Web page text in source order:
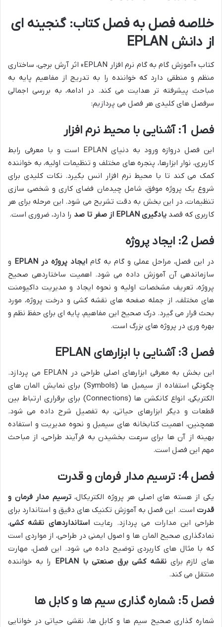
خلاصه فصل به فصل کتاب: گنجینه ای
از دانش EPLAN
کتاب «آموزش گام به گام نرم افزار EPLAN» اثر آرش برجی، ساختاری
منظم و منطقی دارد که خواننده را به تدریج از مفاهیم پایه به
مباحث پیشرفته تر هدایت می کند. در ادامه، به بررسی اجمالی
سرفصل های کلیدی هر فصل می پردازیم:
فصل 1: آشنایی با محیط نرم افزار
این فصل دروازه ورود به دنیای EPLAN است و با معرفی رابط
کاربری، نوار ابزارها، پنجره های مختلف و تنظیمات اولیه، به خواننده
کمک می کند تا با محیط نرم افزار انس بگیرد. نکات کلیدی برای
شروع یک پروژه موفق، شامل چیدمان فضای کاری و شخصی سازی
تنظیمات، در این بخش به دقت تشریح می شود. این مرحله برای هر
کاربری که قصد یادگیری EPLAN از صفر تا صد را دارد، ضروری است.
فصل 2: ایجاد پروژه
در این فصل، مراحل عملی و گام به گام ایجاد پروژه در EPLAN
و
سازماندهی آن آموزش داده می شود. اهمیت ساختاردهی صحیح
پروژه، تعریف مشخصات اولیه و نحوه ایجاد و مدیریت داکیومنت
های مختلف، از جمله صفحه های نقشه کشی و درخت پروژه، مورد
بحث قرار می گیرد. درک صحیح این مفاهیم، پایه ای برای حفظ نظم و
بهره وری در پروژه های بزرگ است.
فصل 3: آشنایی با ابزارهای EPLAN
این بخش به معرفی ابزارهای اصلی طراحی در EPLAN می پردازد.
چگونگی استفاده از سیمبل ها (Symbols) برای نمایش المان های
الکتریکی، انواع کانکشن ها (Connections) برای برقراری ارتباط بین
قطعات و دیگر ابزارهای حیاتی، به تفصیل شرح داده می شود.
همچنین، اهمیت کتابخانه های سیمبل و نحوه مدیریت و استفاده
بهینه از آن ها برای سرعت بخشیدن به فرآیند طراحی، از مباحث
مهم این فصل است.
فصل 4: ترسیم مدار فرمان و قدرت
یکی از هسته های اصلی هر پروژه الکتریکال،ترسیم مدار فرمان و
قدرت است. این فصل به آموزش تکنیک های دقیق و استاندارد برای
طراحی این مدارات می پردازد. رعایتاستانداردهای نقشه کشی،
نمادگذاری صحیح المان ها و اصول ایمنی در طراحی، از مواردی است
که با مثال های کاربردی توضیح داده می شود. این فصل، مهارت
های لازم برای نقشه کشی برق صنعتی با EPLAN
را به خواننده
منتقل می کند.
فصل 5: شماره گذاری سیم ها و کابل ها
شماره گذاری صحیح سیم ها و کابل ها، نقشی حیاتی در خوانایی